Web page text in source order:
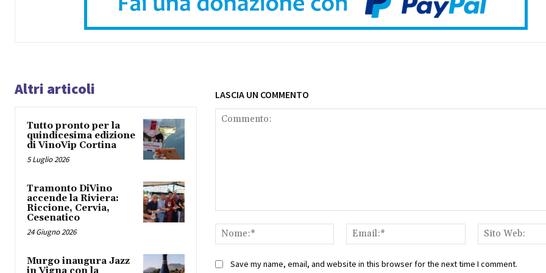
Altri articoli
Tutto pronto per la
quindicesima edizione
di VinoVip Cortina
5 Luglio 2026
Tramonto DiVino
accende la Riviera:
Riccione, Cervia,
Cesenatico
24 Giugno 2026
Murgo inaugura Jazz
in Vigna con la
LASCIA UN COMMENTO
Nome:*
Email:*
Save my name, email, and website in this browser for the next time I comment.